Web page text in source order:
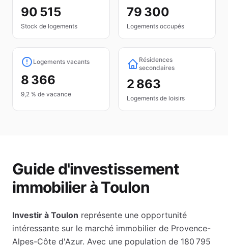
90 515
Stock de logements
79 300
Logements occupés
Logements vacants
8 366
9,2 % de vacance
Résidences
secondaires
2 863
Logements de loisirs
Guide d'investissement
immobilier àToulon
Investir à Toulon représente une opportunité
intéressante sur le marché immobilier de Provence-
Alpes-Côte d'Azur. Avec une population de 180 795